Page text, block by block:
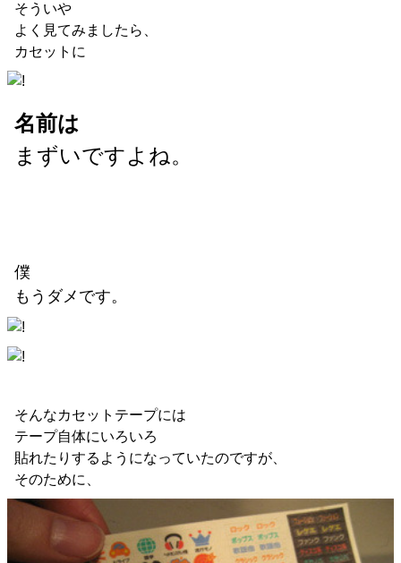
そういや
よく見てみましたら、
カセットに
名前は
まずいですよね。
僕
もうダメです。
そんなカセットテープには
テープ自体にいろいろ
貼れたりするようになっていたのですが、
そのために、